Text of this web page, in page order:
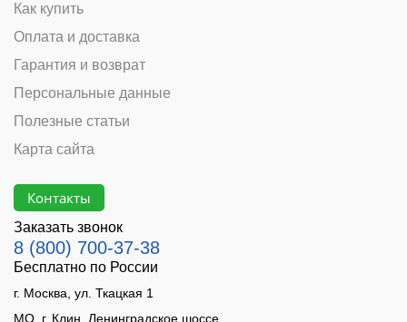
Как купить
Оплата и доставка
Гарантия и возврат
Персональные данные
Полезные статьи
Карта сайта
Контакты
Заказать звонок
8 (800) 700-37-38
Бесплатно по России
г. Москва, ул. Ткацкая 1
МО, г. Клин, Ленинградское шоссе